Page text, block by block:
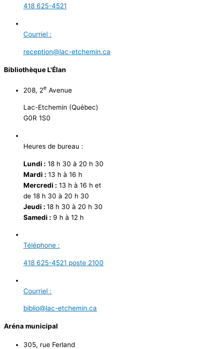
418 625-4521
Courriel :
reception@lac-etchemin.ca
Bibliothèque L'Élan
208, 2e Avenue
Lac-Etchemin (Québec)
G0R 1S0
Heures de bureau :
Lundi : 18 h 30 à 20 h 30
Mardi : 13 h à 16 h
Mercredi : 13 h à 16 h et
de 18 h 30 à 20 h 30
Jeudi : 18 h 30 à 20 h 30
Samedi : 9 h à 12 h
Téléphone :
418 625-4521 poste 2100
Courriel :
biblio@lac-etchemin.ca
Aréna municipal
305, rue Ferland